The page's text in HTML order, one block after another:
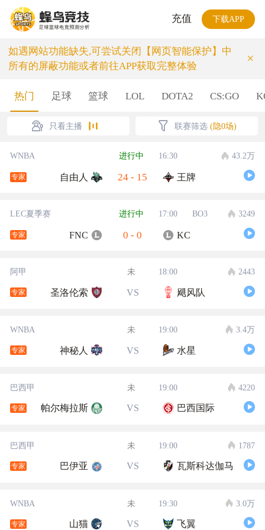
充值 下载APP
如遇网站功能缺失,可尝试关闭【网页智能保护】中
所有的屏蔽功能或者前往APP获取完整体验
×
热门 足球 篮球 LOL DOTA2 CS:GO
只看主播 联赛筛选 (隐0场)
WNBA 进行中 16:30 43.2万
专家 自由人 24 - 15 王牌
LEC夏季赛 进行中 17:00 BO3 3249
专家 FNC 0 - 0 KC
阿甲 未 18:00 2443
专家 圣洛伦索 VS 飓风队
WNBA 未 19:00 3.4万
专家 神秘人 VS 水星
巴西甲 未 19:00 4220
专家 帕尔梅拉斯 VS 巴西国际
巴西甲 未 19:00 1787
专家 巴伊亚 VS 瓦斯科达伽马
WNBA 未 19:30 3.0万
专家 山猫 VS 飞翼